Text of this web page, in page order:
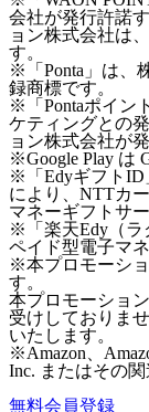
会社が発行許諾
ョン株式会社は
す。
※「Ponta」は、
録商標です。
※「Pontaポイン
ケティングとの
ョン株式会社が
※Google Play は
※「EdyギフトID
により、NTTカ
マネーギフトサ
※「楽天Edy（ラ
ペイド型電子マ
※本プロモーシ
す。
本プロモーショ
受けしておりませ
いたします。
※Amazon、
Inc. またはその関
無料会員登録